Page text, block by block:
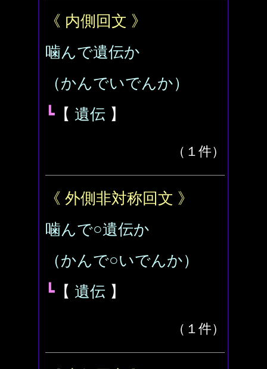
《 内側回文 》
噛んで遺伝か
（かんでいでんか）
┗ 【 遺伝 】
（１件）
《 外側非対称回文 》
噛んで○遺伝か
（かんで○いでんか）
┗ 【 遺伝 】
（１件）